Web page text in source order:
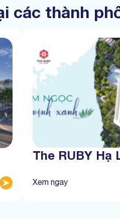
các thành
The RUBY Hạ
Xem ngay